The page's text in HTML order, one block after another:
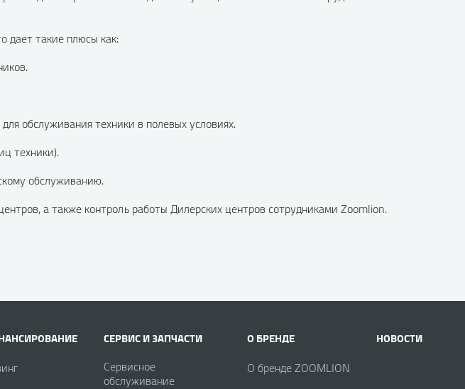
дает такие плюсы как:
обслуживания техники в полевых условиях.
техники).
обслуживанию.
а также контроль работы Дилерских центров сотрудниками Zoomlion.
СЕРВИС И ЗАПЧАСТИ
Сервисное
обслуживание
О БРЕНДЕ
О бренде ZOOMLION
НОВОСТИ